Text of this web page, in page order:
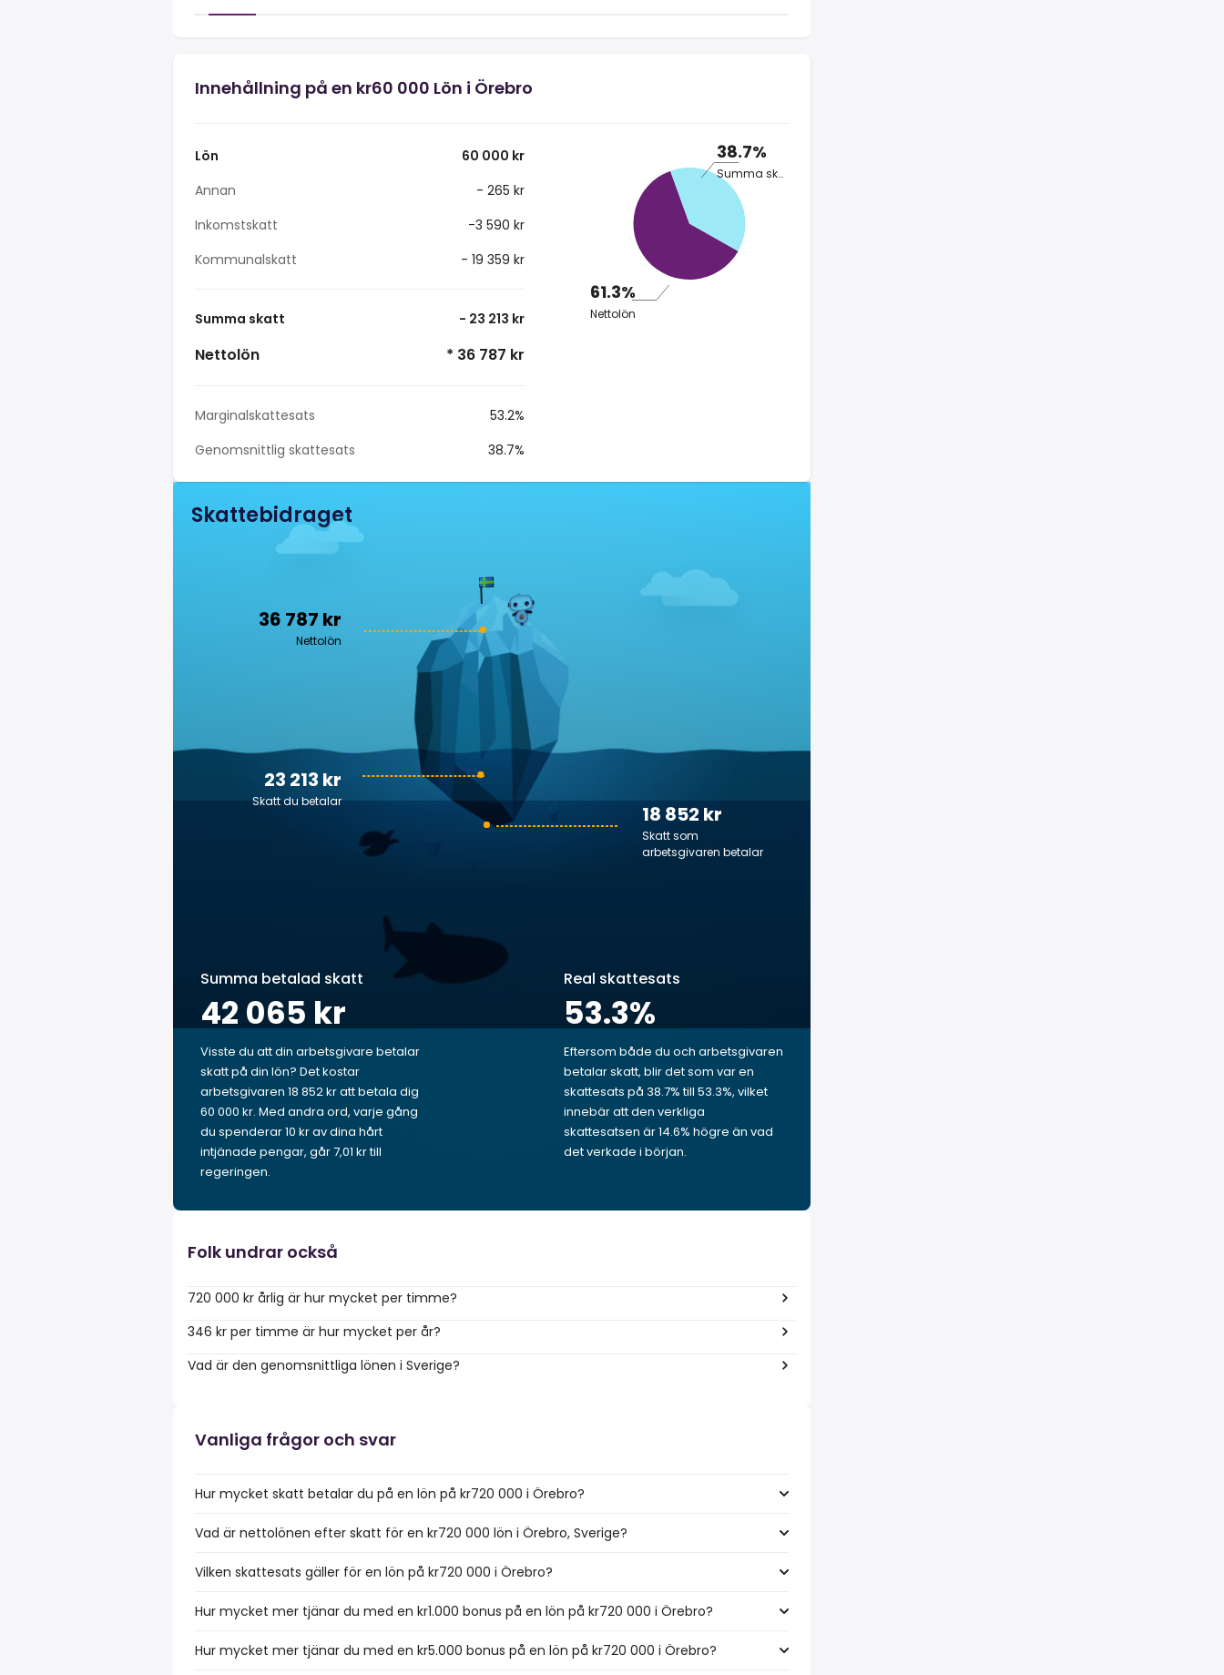
Innehållning på en kr60 000 Lön i Örebro
Lön
60 000 kr
Annan
- 265 kr
Inkomstskatt
-3 590 kr
Kommunalskatt
- 19 359 kr
Summa skatt - 23 213 kr
Nettolön * 36 787 kr
Marginalskattesats
53.2%
Genomsnittlig skattesats
38.7%
38.7%
Summa skatt
61.3%
Nettolön
Skattebidraget
36 787 kr
Nettolön
18 852 kr
Skatt som
arbetsgivaren betalar
23 213 kr
Skatt du betalar
Summa betalad skatt
42 065 kr
Visste du att din arbetsgivare betalar
skatt på din lön? Det kostar
arbetsgivaren 18 852 kr att betala dig
60 000 kr. Med andra ord, varje gång
du spenderar 10 kr av dina hårt
intjänade pengar, går 7,01 kr till
regeringen.
Real skattesats
53.3%
Eftersom både du och arbetsgivaren
betalar skatt, blir det som var en
skattesats på 38.7% till 53.3%, vilket
innebär att den verkliga
skattesatsen är 14.6% högre än vad
det verkade i början.
Folk undrar också
720 000 kr årlig är hur mycket per timme?
346 kr per timme är hur mycket per år?
Vad är den genomsnittliga lönen i Sverige?
Vanliga frågor och svar
Hur mycket skatt betalar du på en lön på kr720 000 i Örebro?
Vad är nettolönen efter skatt för en kr720 000 lön i Örebro, Sverige?
Vilken skattesats gäller för en lön på kr720 000 i Örebro?
Hur mycket mer tjänar du med en kr1.000 bonus på en lön på kr720 000 i Örebro?
Hur mycket mer tjänar du med en kr5.000 bonus på en lön på kr720 000 i Örebro?